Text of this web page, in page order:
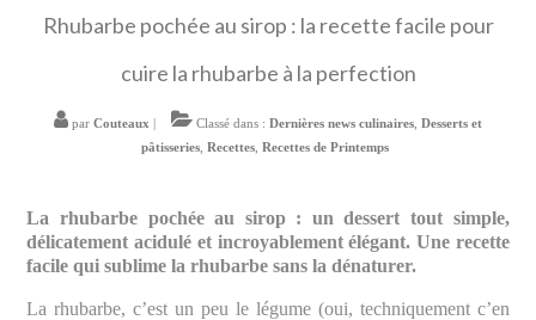
Rhubarbe pochée au sirop : la recette facile pour
cuire la rhubarbe à la perfection
par Couteaux | Classé dans : Dernières news culinaires Desserts et
pâtisseries Recettes Recettes de Printemps
La rhubarbe pochée au sirop : un dessert tout simple,
délicatement acidulé et incroyablement élégant. Une recette
facile qui sublime la rhubarbe sans la dénaturer.
La rhubarbe, c’est un peu le légume (oui, techniquement c’en